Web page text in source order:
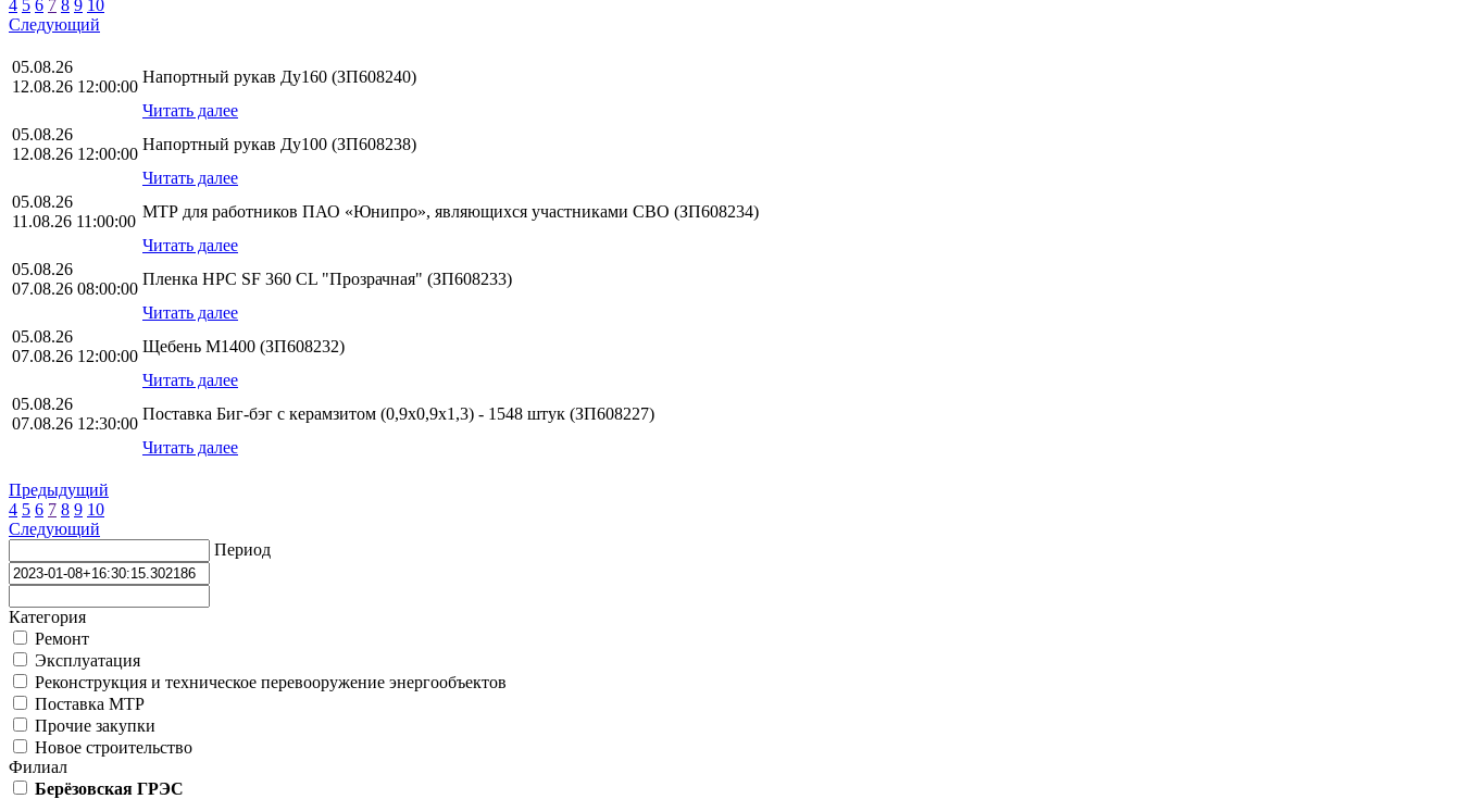
4 5 6 7 8 9 10
Следующий
05.08.26
12.08.26 12:00:00
Напортный рукав Ду160 (ЗП608240)
Читать далее
05.08.26
12.08.26 12:00:00
Напортный рукав Ду100 (ЗП608238)
Читать далее
05.08.26
11.08.26 11:00:00
МТР для работников ПАО «Юнипро», являющихся участниками СВО (ЗП608234)
Читать далее
05.08.26
07.08.26 08:00:00
Пленка HPС SF 360 CL "Прозрачная" (ЗП608233)
Читать далее
05.08.26
07.08.26 12:00:00
Щебень М1400 (ЗП608232)
Читать далее
05.08.26
07.08.26 12:30:00
Поставка Биг-бэг с керамзитом (0,9х0,9х1,3) - 1548 штук (ЗП608227)
Читать далее
Предыдущий
4 5 6 7 8 9 10
Следующий
Период
Категория
Ремонт
Эксплуатация
Реконструкция и техническое перевооружение энергообъектов
Поставка МТР
Прочие закупки
Новое строительство
Филиал
Берёзовская ГРЭС